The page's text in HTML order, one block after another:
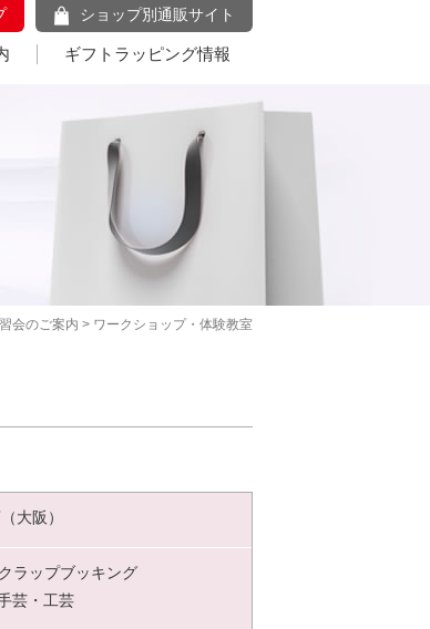
ショップ別通販サイト
ギフトラッピング情報
会のご案内 > ワークショップ・体験教室
大阪）
ラップブッキング
芸・工芸